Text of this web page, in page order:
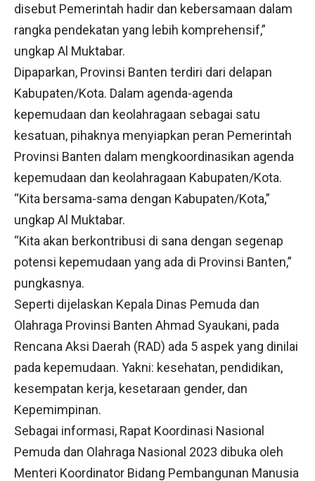
disebut Pemerintah hadir dan kebersamaan dalam
rangka pendekatan yang lebih komprehensif,”
ungkap Al Muktabar.
Dipaparkan, Provinsi Banten terdiri dari delapan
Kabupaten/Kota. Dalam agenda-agenda
kepemudaan dan keolahragaan sebagai satu
kesatuan, pihaknya menyiapkan peran Pemerintah
Provinsi Banten dalam mengkoordinasikan agenda
kepemudaan dan keolahragaan Kabupaten/Kota.
“Kita bersama-sama dengan Kabupaten/Kota,”
ungkap Al Muktabar.
“Kita akan berkontribusi di sana dengan segenap
potensi kepemudaan yang ada di Provinsi Banten,”
pungkasnya.
Seperti dijelaskan Kepala Dinas Pemuda dan
Olahraga Provinsi Banten Ahmad Syaukani, pada
Rencana Aksi Daerah (RAD) ada 5 aspek yang dinilai
pada kepemudaan. Yakni: kesehatan, pendidikan,
kesempatan kerja, kesetaraan gender, dan
Kepemimpinan.
Sebagai informasi, Rapat Koordinasi Nasional
Pemuda dan Olahraga Nasional 2023 dibuka oleh
Menteri Koordinator Bidang Pembangunan Manusia